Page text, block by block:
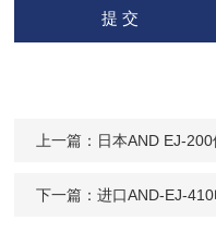
上一篇： 日本AND EJ-
下一篇：进口AND-EJ-